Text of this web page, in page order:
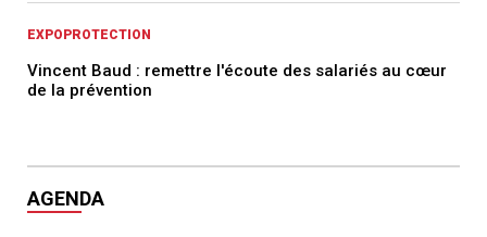
EXPOPROTECTION
Vincent Baud : remettre l'écoute des salariés au cœur
de la prévention
AGENDA